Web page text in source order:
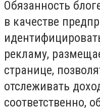
Обязанность
в качестве
рекламу,
странице,
отслеживать
соответственно,